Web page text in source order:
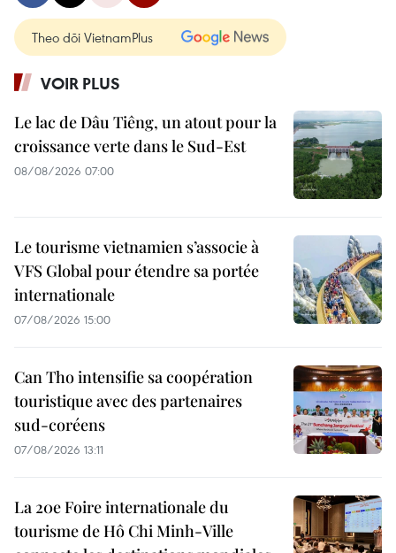
Theo dõi VietnamPlus
VOIR PLUS
Le lac de Dâu Tiêng, un atout pour la
croissance verte dans le Sud-Est
08/08/2026 07:00
Le tourisme vietnamien s’associe à
VFS Global pour étendre sa portée
internationale
07/08/2026 15:00
Can Tho intensifie sa coopération
touristique avec des partenaires
sud-coréens
07/08/2026 13:11
La 20e Foire internationale du
tourisme de Hô Chi Minh-Ville